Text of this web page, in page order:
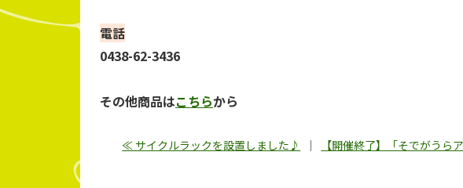
電話
0438-62-3436
その他商品はこちらから
≪ サイクルラックを設置しました♪ ｜ 【開催終了】「そでがう